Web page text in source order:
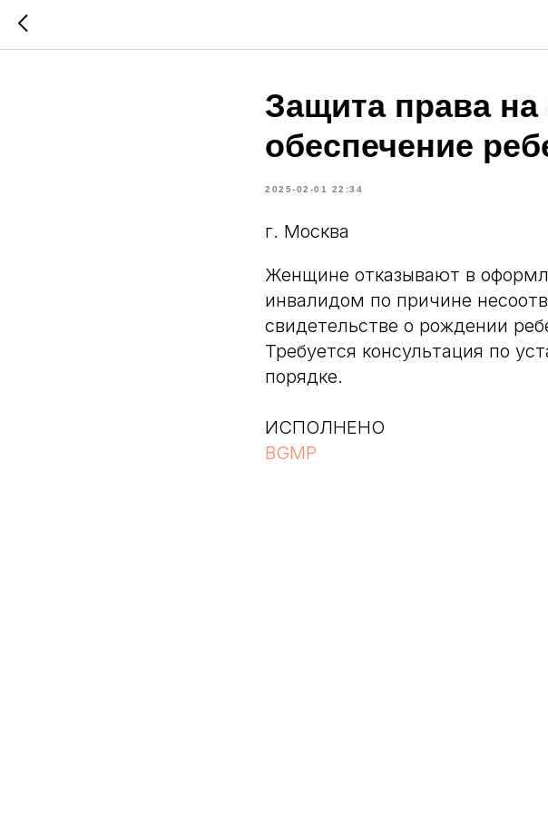
Защита права
обеспечение
2025-02-01 22:34
г. Москва
Женщине отказывают в
инвалидом по причине
свидетельстве о рождении
Требуется консультация по
порядке.
ИСПОЛНЕНО
BGMP